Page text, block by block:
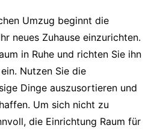
Umzug beginnt die
neues Zuhause einzurichten.
in Ruhe und richten Sie ihn
Nutzen Sie die
Dinge auszusortieren und
Um sich nicht zu
die Einrichtung Raum für